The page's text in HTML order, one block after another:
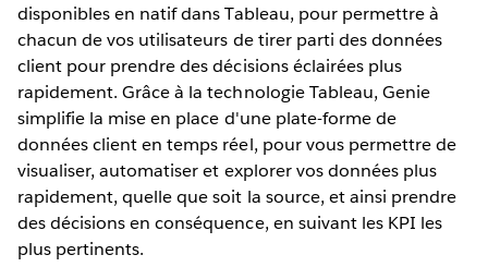
disponibles en natif dans Tableau, pour permettre à
chacun de vos utilisateurs de tirer parti des données
client pour prendre des décisions éclairées plus
rapidement. Grâce à la technologie Tableau, Genie
simplifie la mise en place d'une plate-forme de
données client en temps réel, pour vous permettre de
visualiser, automatiser et explorer vos données plus
rapidement, quelle que soit la source, et ainsi prendre
des décisions en conséquence, en suivant les KPI les
plus pertinents.